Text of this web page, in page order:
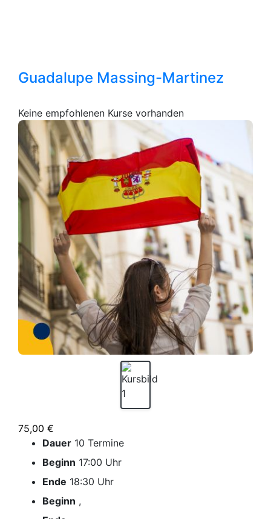
Guadalupe Massing-Martinez
Keine empfohlenen Kurse vorhanden
75,00 €
Dauer 10 Termine
Beginn 17:00 Uhr
Ende 18:30 Uhr
Beginn ,